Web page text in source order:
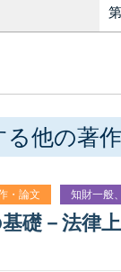
る他の著
・論文 知財一般
礎－法律